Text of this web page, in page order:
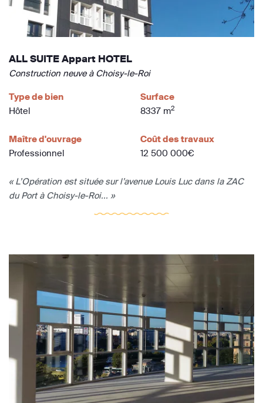
ALL SUITE Appart HOTEL
Construction neuve à Choisy-le-Roi
Type de bien
Hôtel
Surface
8337 m2
Maître d'ouvrage
Professionnel
Coût des travaux
12 500 000€
« L’Opération est située sur l’avenue Louis Luc dans la ZAC
du Port à Choisy-le-Roi... »